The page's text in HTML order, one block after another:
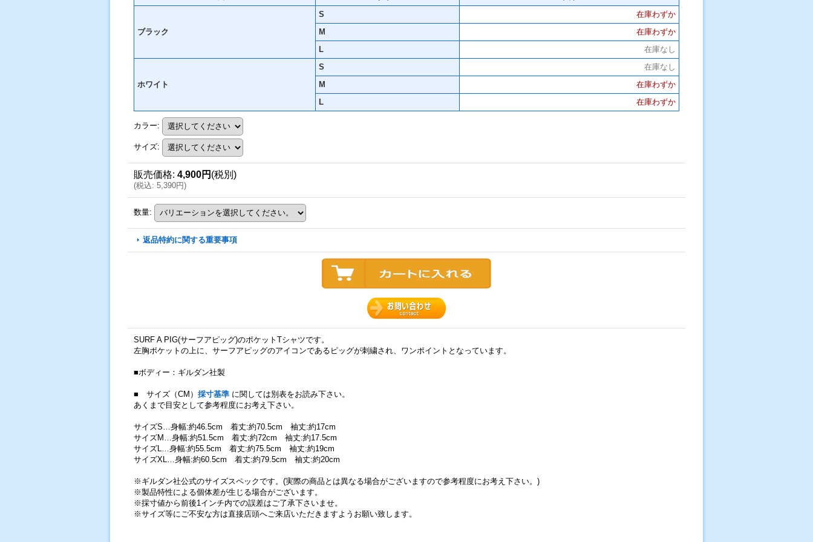
ブラック
S
在庫わずか
M
在庫わずか
L
在庫なし
ホワイト
S
在庫なし
M
在庫わずか
L
在庫わずか
カラー:
サイズ:
販売価格: 4,900円 (税別)
(税込: 5,390円)
数量:
返品特約に関する重要事項
SURF A PIG(サーフアピッグ)のポケットTシャツです。
左胸ポケットの上に、サーフアピッグのアイコンであるピッグが刺繍され、ワンポイントとなっています。
■ボディー：ギルダン社製
■ サイズ（CM） 採寸基準 に関しては別表をお読み下さい。
あくまで目安として参考程度にお考え下さい。
サイズS…身幅:約46.5cm 着丈:約70.5cm 袖丈:約17cm
サイズM…身幅:約51.5cm 着丈:約72cm 袖丈:約17.5cm
サイズL…身幅:約55.5cm 着丈:約75.5cm 袖丈:約19cm
サイズXL…身幅:約60.5cm 着丈:約79.5cm 袖丈:約20cm
※ギルダン社公式のサイズスペックです。(実際の商品とは異なる場合がございますので参考程度にお考え下さい。)
※製品特性による個体差が生じる場合がございます。
※採寸値から前後1インチ内での誤差はご了承下さいませ。
※サイズ等にご不安な方は直接店頭へご来店いただきますようお願い致します。